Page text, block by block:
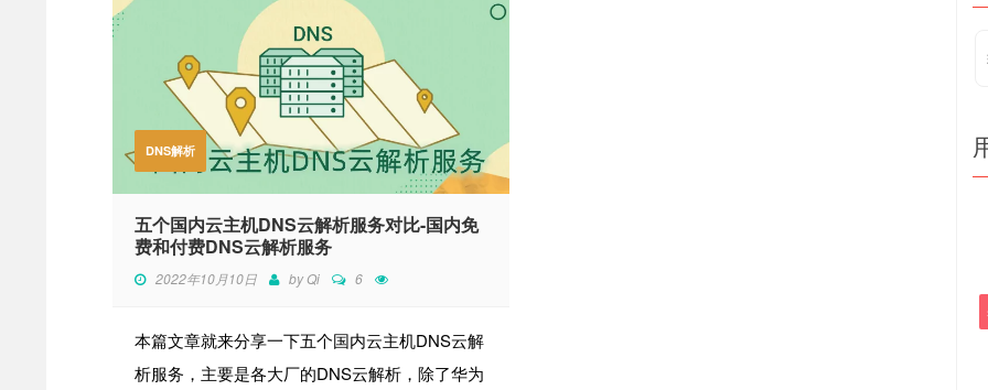
DNS解析
五个国内云主机DNS云解析服务对比-国内免
费和付费DNS云解析服务
2022年10月10日 byQi 6
本篇文章就来分享一下五个国内云主机DNS云解
析服务，主要是各大厂的DNS云解析，除了华为